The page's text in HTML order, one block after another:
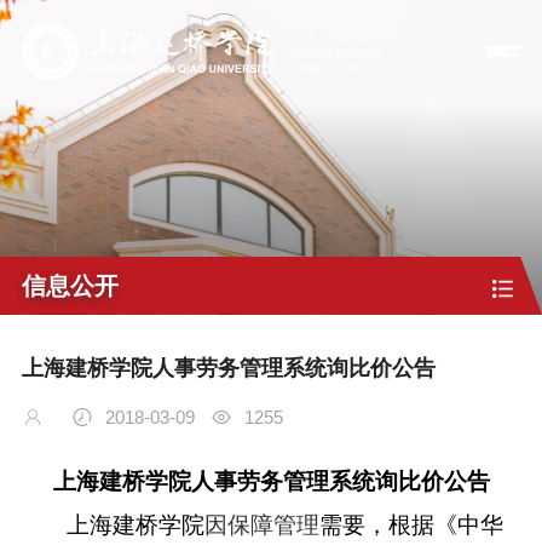
信息公开
上海建桥学院人事劳务管理系统询比价公告
2018-03-09 1255
上海建桥学院人事劳务管理系统询比价公告
上海建桥学院因保障管理需要，根据《中华